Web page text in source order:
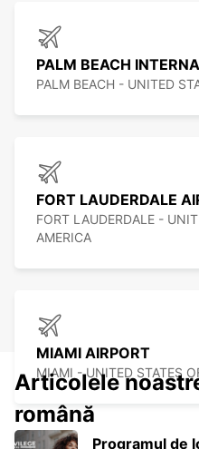
PALM BEACH
PALM BEACH - UNITED
FORT LAUDERDALE
FORT LAUDERDALE -
AMERICA
MIAMI AIRPORT
MIAMI - UNITED STATES
Articolele
română
Programul de